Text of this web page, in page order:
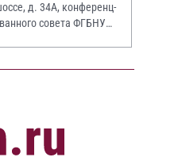
д. 34А, конференц-
совета ФГБНУ